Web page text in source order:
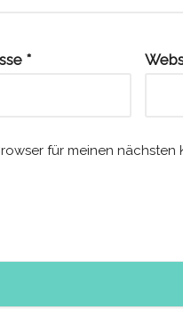
*
für meinen nächsten